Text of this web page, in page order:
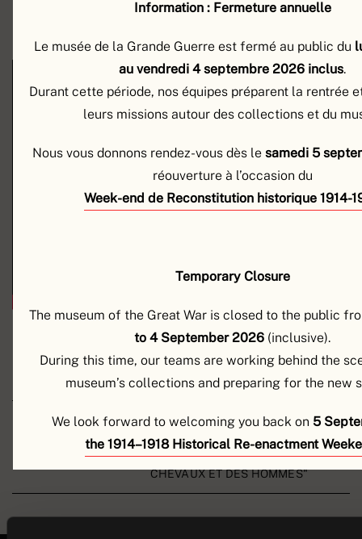
Information : Fermeture annuelle
Le musée de la Grande Guerre est fermé au public du
au vendredi 4 septembre 2026 inclus.
Durant cette période, nos équipes préparent la rentrée
leurs missions autour des collections et du
Nous vous donnons rendez-vous dès le samedi 5
réouverture à l’occasion du
Week-end de Reconstitution historique 1914-
Temporary Closure
The museum of the Great War is closed to the public
to 4 September 2026 (inclusive).
During this time, our teams are working behind the
museum’s collections and preparing for the new
We look forward to welcoming you back on 5
the 1914–1918 Historical Re-enactment
RÉSERVEZ VOTRE PLACE
EN SAVOIR PLUS SUR L'EXPOSITION "DES
CHEVAUX ET DES HOMMES"